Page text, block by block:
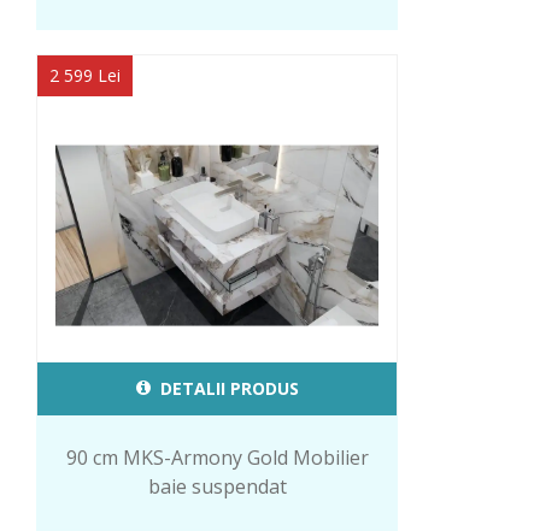
2 599 Lei
DETALII PRODUS
90 cm MKS-Armony Gold Mobilier
baie suspendat